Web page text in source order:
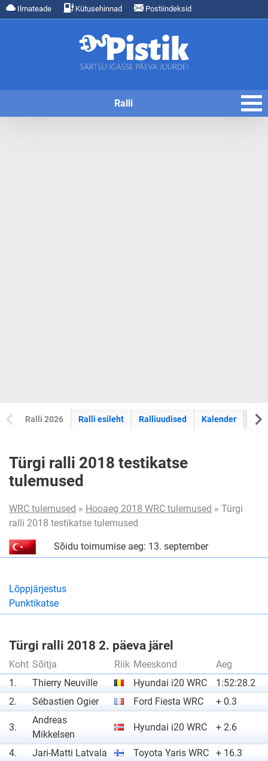
Ilmateade Kütusehinnad Postiindeksid
Ralli
Ralli 2026 Ralli esileht Ralliuudised Kalender
Türgi ralli 2018 testikatse
tulemused
WRC tulemused » Hooaeg 2018 WRC tulemused » Türgi
ralli 2018 testikatse tulemused
Sõidu toimumise aeg: 13. september
Lõppjärjestus
Punktikatse
Türgi ralli 2018 2. päeva järel
Koht Sõitja Riik Meeskond
Aeg
1.
Thierry Neuville Hyundai i20 WRC
1:52:28.2
2.
Sébastien Ogier Ford Fiesta WRC + 0.3
3.
Andreas
Mikkelsen
Hyundai i20 WRC + 2.6
4. Jari-Matti Latvala Toyota Yaris WRC
+ 16.3